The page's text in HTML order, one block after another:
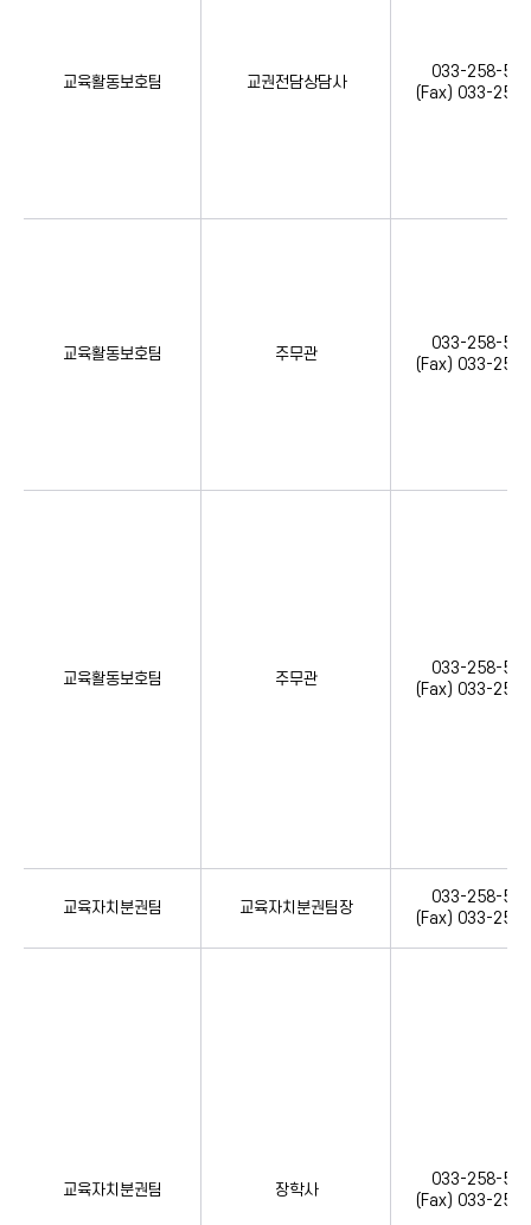
교육활동보호팀 교권전담상담사
033-258-
(Fax) 033-
교육활동보호팀 주무관
033-258-
(Fax) 033-
교육활동보호팀 주무관
033-258-
(Fax) 033-
교육자치분권팀 교육자치분권팀장
033-258-
(Fax) 033-
교육자치분권팀 장학사
033-258-
(Fax) 033-